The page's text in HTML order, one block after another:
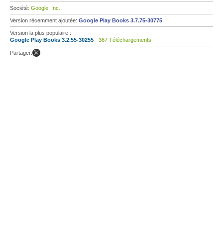
Société: Google, Inc.
Version récemment ajoutée: Google Play Books 3.7.75-30775
Version la plus populaire :
Google Play Books 3.2.55-30255 - 367 Téléchargements
Partager: